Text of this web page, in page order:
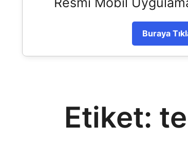
Buraya
Etiket: